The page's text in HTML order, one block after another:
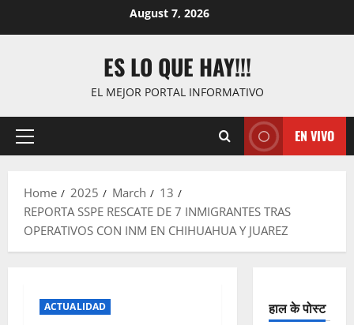
August 7, 2026
ES LO QUE HAY!!!
EL MEJOR PORTAL INFORMATIVO
Primary
EN VIVO
Home 2025 March
13
REPORTA SSPE RESCATE DE 7 INMIGRANTES TRAS
OPERATIVOS CON INM EN CHIHUAHUA Y JUAREZ
ACTUALIDAD
हाल के पोस्ट